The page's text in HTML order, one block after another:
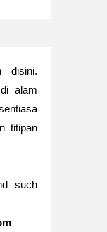
disini.
alam
titipan
such